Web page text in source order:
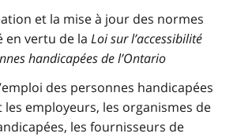
et la mise à jour des normes
en vertu de la Loi sur l’accessibilité
handicapées de l’Ontario
des personnes handicapées
employeurs, les organismes de
les fournisseurs de